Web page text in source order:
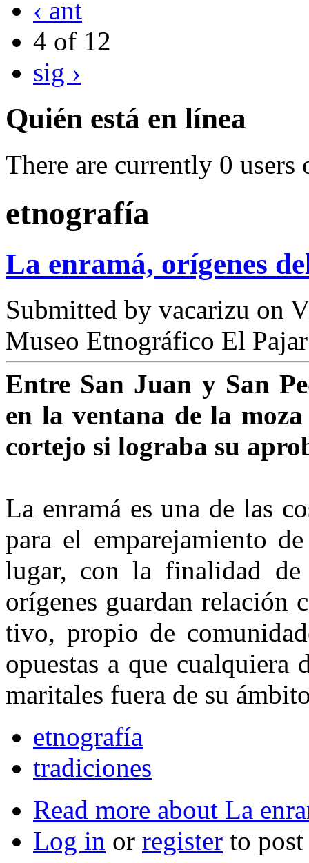
‹ ant
4 of 12
sig ›
Quién está en línea
There are currently 0 users
etnografía
La enramá, orígenes
Submitted by vacarizu on
Museo Etnográfico El Pajar
Entre San Juan y San
en la ventana de la
cortejo si lograba su
La enramá es una de las
para el emparejamiento
lugar, con la fi­nalidad
orígenes guardan relación
tivo, propio de
opuestas a que cualquiera
maritales fuera de su
etnografía
tradiciones
Read more about La
Log in or register to